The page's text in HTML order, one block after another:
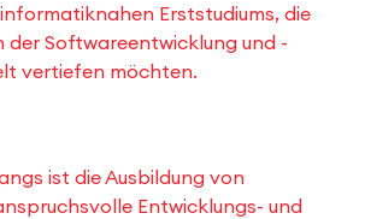
Erststudiums, die
der Softwareentwicklung und -
vertiefen möchten.
ist die Ausbildung von
Entwicklungs- und